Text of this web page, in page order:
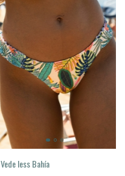
Vede less Bahía